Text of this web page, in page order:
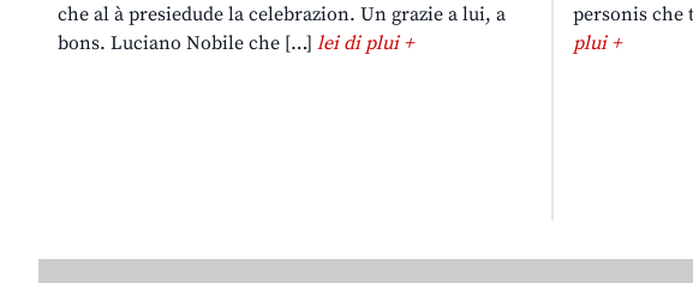
che al à presiedude la celebrazion. Un grazie a lui, a
bons. Luciano Nobile che […] lei di plui +
personis che
plui +